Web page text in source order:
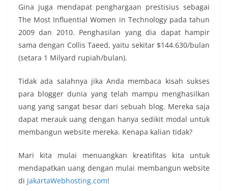
Gina juga mendapat penghargaan prestisius sebagai
The Most Influential Women in Technology pada tahun
2009 dan 2010. Penghasilan yang dia dapat hampir
sama dengan Collis Taeed, yaitu sekitar $144.630/bulan
(setara 1 Milyard rupiah/bulan).
Tidak ada salahnya jika Anda membaca kisah sukses
para blogger dunia yang telah mampu menghasilkan
uang yang sangat besar dari sebuah blog. Mereka saja
dapat merauk uang dengan hanya sedikit modal untuk
membangun website mereka. Kenapa kalian tidak?
Mari kita mulai menuangkan kreatifitas kita untuk
mendapatkan uang dengan mulai membangun website
di JakartaWebhosting.com!